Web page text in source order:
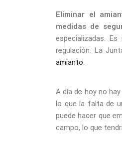
Eliminar el
medidas de
especializadas.
regulación. La
amianto.
A día de hoy no
lo que la falta de
puede hacer que
campo, lo que